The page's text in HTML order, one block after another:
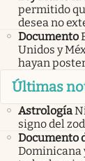
permitido
desea no
Documento
Unidos y
hayan
Últimas
Astrología
signo del
Documento
Dominicana